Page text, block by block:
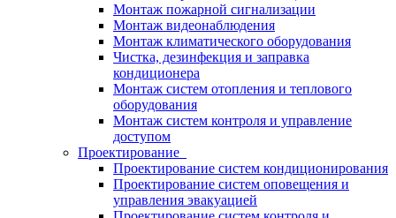
Монтаж пожарной сигнализации
Монтаж видеонаблюдения
Монтаж климатического оборудования
Чистка, дезинфекция и заправка
кондиционера
Монтаж систем отопления и теплового
оборудования
Монтаж систем контроля и управление
доступом
Проектирование
Проектирование систем кондиционирования
Проектирование систем оповещения и
управления эвакуацией